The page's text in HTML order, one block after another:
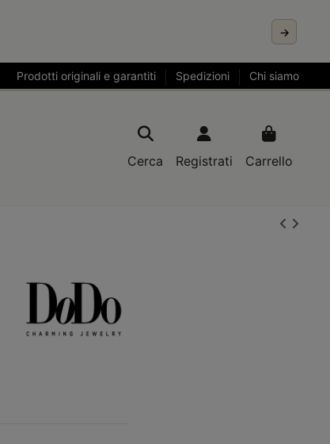
→
Prodotti originali e garantiti Spedizioni Chi siamo
Cerca Registrati Carrello